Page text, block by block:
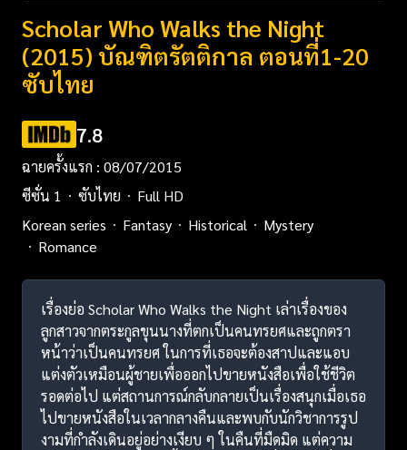
Scholar Who Walks the Night
(2015) บัณฑิตรัตติกาล ตอนที่1-20
ซับไทย
7.8
ฉายครั้งแรก : 08/07/2015
ซีซั่น 1
ซับไทย
Full HD
Korean series
Fantasy Historical
Mystery
Romance
เรื่องย่อ Scholar Who Walks the Night เล่าเรื่องของ
ลูกสาวจากตระกูลขุนนางที่ตกเป็นคนทรยศและถูกตรา
หน้าว่าเป็นคนทรยศ ในการที่เธอจะต้องสาปและแอบ
แต่งตัวเหมือนผู้ชายเพื่อออกไปขายหนังสือเพื่อใช้ชีวิต
รอดต่อไป แต่สถานการณ์กลับกลายเป็นเรื่องสนุกเมื่อเธอ
ไปขายหนังสือในเวลากลางคืนและพบกับนักวิชาการรูป
งามที่กำลังเดินอยู่อย่างเงียบ ๆ ในคืนที่มืดมิด แต่ความ